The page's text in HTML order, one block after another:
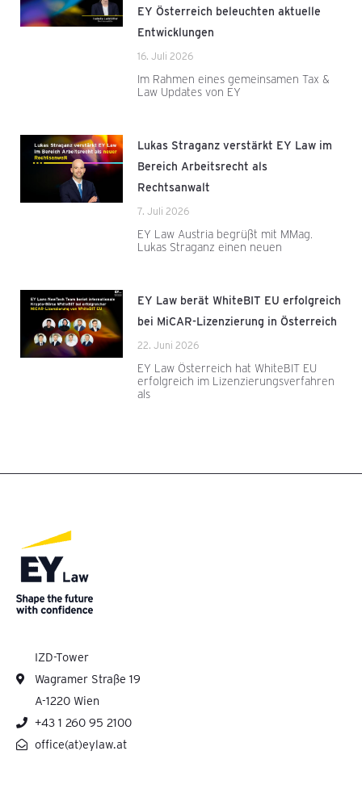
EY Österreich beleuchten aktuelle
Entwicklungen
16. Juli 2026
Im Rahmen eines gemeinsamen Tax &
Law Updates von EY
Lukas Straganz verstärkt EY Law im
Bereich Arbeitsrecht als
Rechtsanwalt
7. Juli 2026
EY Law Austria begrüßt mit MMag.
Lukas Straganz einen neuen
EY Law berät WhiteBIT EU erfolgreich
bei MiCAR-Lizenzierung in Österreich
22. Juni 2026
EY Law Österreich hat WhiteBIT EU
erfolgreich im Lizenzierungsverfahren
als
IZD-Tower
Wagramer Straße 19
A-1220 Wien
+43 1 260 95 2100
office(at)eylaw.at